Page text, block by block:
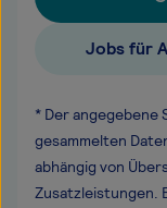
Jobs für
* Der angegebene
gesammelten
abhängig von
Zusatzleistungen.